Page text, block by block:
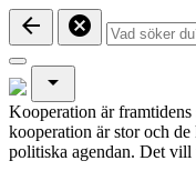
arrow_back cancel
arrow_drop_down
Kooperation är
kooperation är stor och
politiska agendan. Det vill